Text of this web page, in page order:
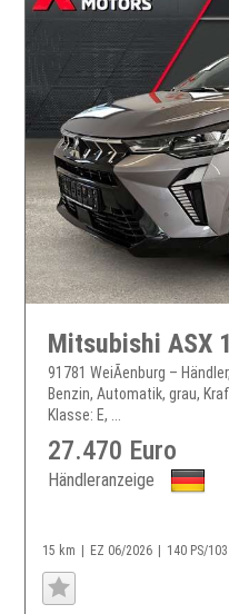
91781 WeiÃenburg –
Benzin, Automatik, grau,
Klasse: E, ...
27.470 Euro
Händleranzeige
15 km EZ 06/2026 140 PS/